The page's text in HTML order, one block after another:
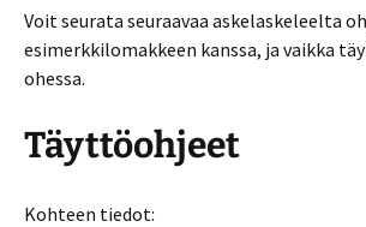
Voit seurata seuraavaa askelaskeleelta
esimerkkilomakkeen kanssa, ja vaikka
ohessa.
Täyttöohjeet
Kohteen tiedot: